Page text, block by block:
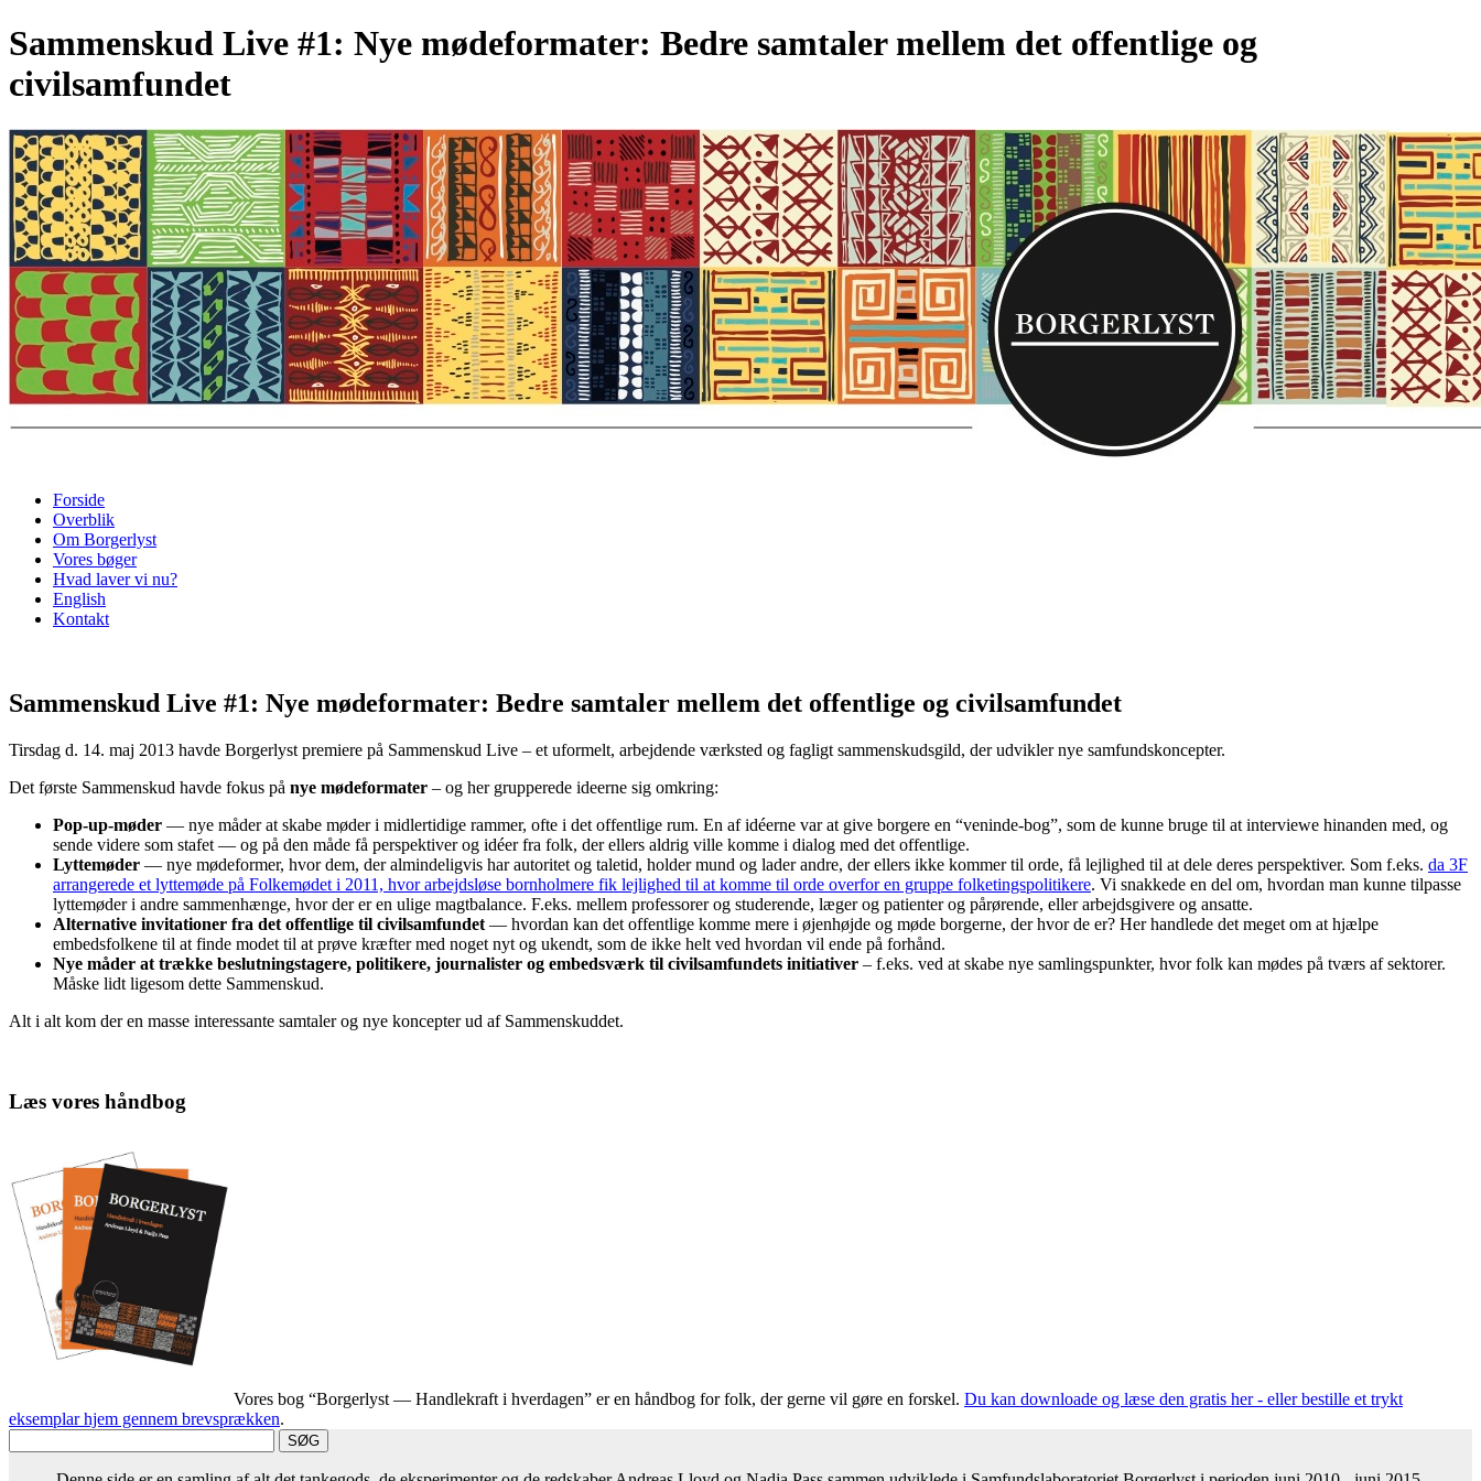
Sammenskud Live #1: Nye mødeformater: Bedre samtaler mellem det offentlige og
civilsamfundet
Forside
Overblik
Om Borgerlyst
Vores bøger
Hvad laver vi nu?
English
Kontakt
Sammenskud Live #1: Nye mødeformater: Bedre samtaler mellem det offentlige og civilsamfundet
Tirsdag d. 14. maj 2013 havde Borgerlyst premiere på Sammenskud Live – et uformelt, arbejdende værksted og fagligt sammenskudsgild, der udvikler nye samfundskoncepter.
Det første Sammenskud havde fokus på nye mødeformater – og her grupperede ideerne sig omkring:
Pop-up-møder — nye måder at skabe møder i midlertidige rammer, ofte i det offentlige rum. En af idéerne var at give borgere en “veninde-bog”, som de kunne bruge til at interviewe hinanden med, og
sende videre som stafet — og på den måde få perspektiver og idéer fra folk, der ellers aldrig ville komme i dialog med det offentlige.
Lyttemøder — nye mødeformer, hvor dem, der almindeligvis har autoritet og taletid, holder mund og lader andre, der ellers ikke kommer til orde, få lejlighed til at dele deres perspektiver. Som f.eks. da 3F
arrangerede et lyttemøde på Folkemødet i 2011, hvor arbejdsløse bornholmere fik lejlighed til at komme til orde overfor en gruppe folketingspolitikere. Vi snakkede en del om, hvordan man kunne tilpasse
lyttemøder i andre sammenhænge, hvor der er en ulige magtbalance. F.eks. mellem professorer og studerende, læger og patienter og pårørende, eller arbejdsgivere og ansatte.
Alternative invitationer fra det offentlige til civilsamfundet — hvordan kan det offentlige komme mere i øjenhøjde og møde borgerne, der hvor de er? Her handlede det meget om at hjælpe
embedsfolkene til at finde modet til at prøve kræfter med noget nyt og ukendt, som de ikke helt ved hvordan vil ende på forhånd.
Nye måder at trække beslutningstagere, politikere, journalister og embedsværk til civilsamfundets initiativer – f.eks. ved at skabe nye samlingspunkter, hvor folk kan mødes på tværs af sektorer.
Måske lidt ligesom dette Sammenskud.
Alt i alt kom der en masse interessante samtaler og nye koncepter ud af Sammenskuddet.
Læs vores håndbog
Vores bog “Borgerlyst — Handlekraft i hverdagen” er en håndbog for folk, der gerne vil gøre en forskel. Du kan downloade og læse den gratis her - eller bestille et trykt
eksemplar hjem gennem brevsprækken.